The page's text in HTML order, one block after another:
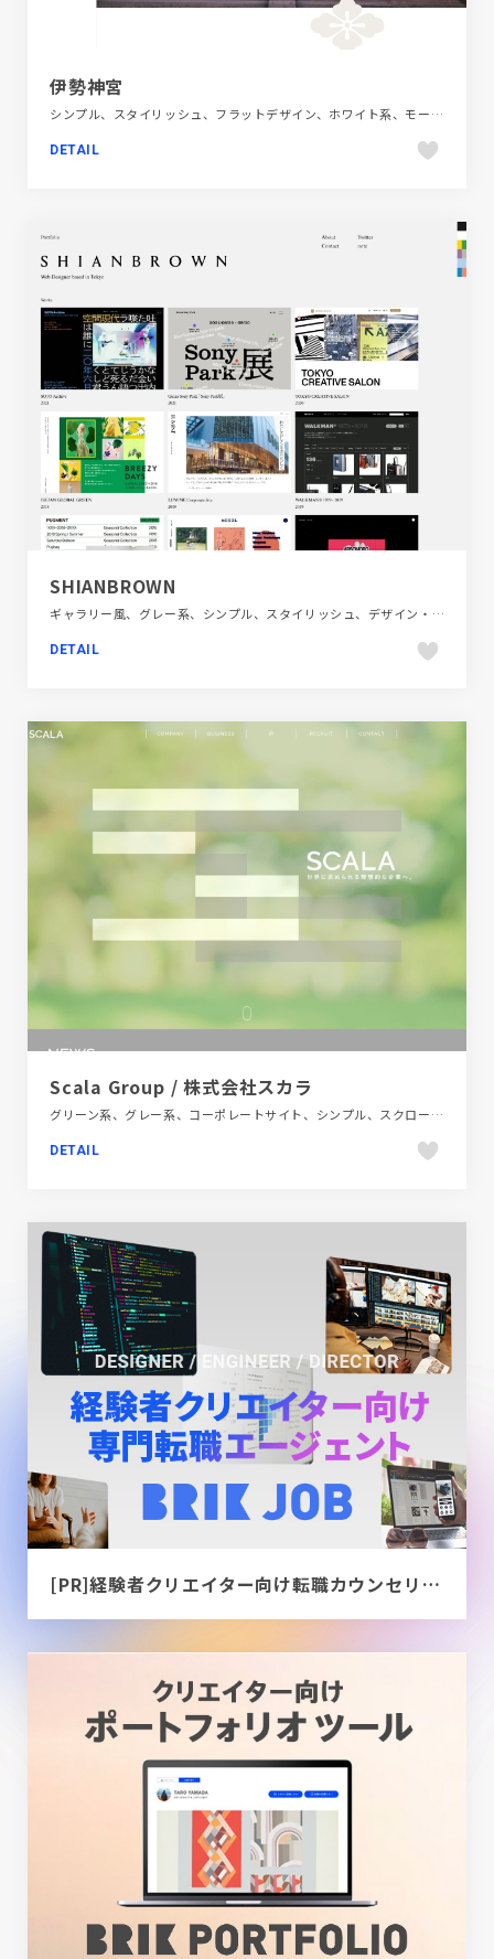
伊勢神宮
シンプル、スタイリッシュ、フラットデザイン、ホワイト系、モーション多め、地域・団体・活動、大きめ写真、施設・店舗サイト、旅行・ホテル・観光、日本テイスト
DETAIL
SHIANBROWN
ギャラリー風、グレー系、シンプル、スタイリッシュ、デザイン・アート・音楽・文芸、フラットデザイン、ブランド・サービスサイト、ポートフォリオ
DETAIL
Scala Group / 株式会社スカラ
グリーン系、グレー系、コーポレートサイト、シンプル、スクロールエフェクト、テクノロジー・サイエンス、ナチュラル、ホワイト系、モーション多め、大きめ写真
DETAIL
[PR]経験者クリエイター向け転職カウンセリング｜デザイナー / ディレクター / エンジニア